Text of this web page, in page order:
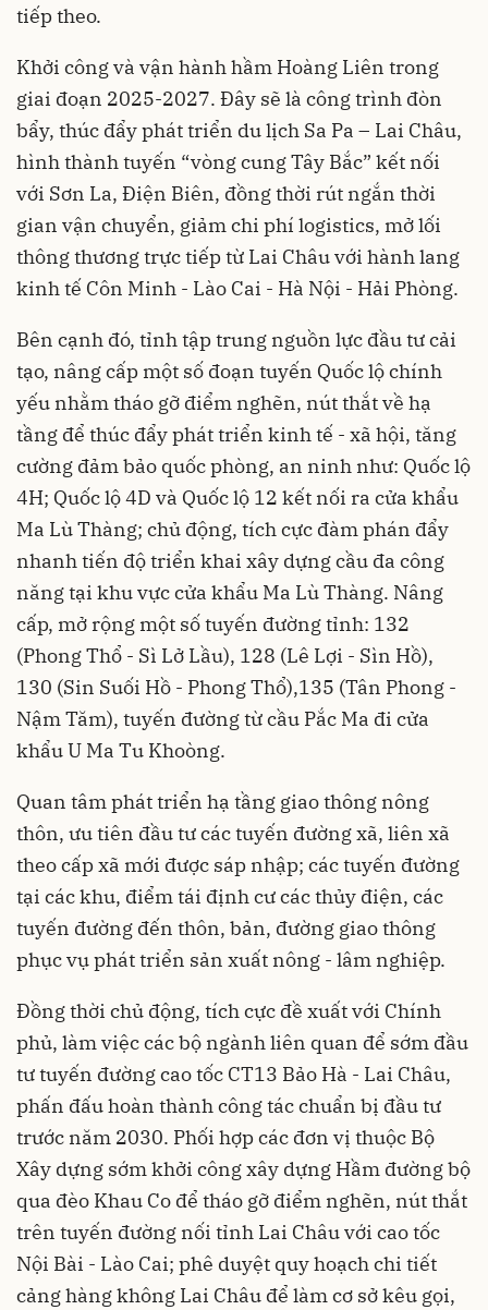
tiếp theo.
Khởi công và vận hành hầm Hoàng Liên trong
giai đoạn 2025-2027. Đây sẽ là công trình đòn
bẩy, thúc đẩy phát triển du lịch Sa Pa – Lai Châu,
hình thành tuyến “vòng cung Tây Bắc” kết nối
với Sơn La, Điện Biên, đồng thời rút ngắn thời
gian vận chuyển, giảm chi phí logistics, mở lối
thông thương trực tiếp từ Lai Châu với hành lang
kinh tế Côn Minh - Lào Cai - Hà Nội - Hải Phòng.
Bên cạnh đó, tỉnh tập trung nguồn lực đầu tư cải
tạo, nâng cấp một số đoạn tuyến Quốc lộ chính
yếu nhằm tháo gỡ điểm nghẽn, nút thắt về hạ
tầng để thúc đẩy phát triển kinh tế - xã hội, tăng
cường đảm bảo quốc phòng, an ninh như: Quốc lộ
4H; Quốc lộ 4D và Quốc lộ 12 kết nối ra cửa khẩu
Ma Lù Thàng; chủ động, tích cực đàm phán đẩy
nhanh tiến độ triển khai xây dựng cầu đa công
năng tại khu vực cửa khẩu Ma Lù Thàng. Nâng
cấp, mở rộng một số tuyến đường tỉnh: 132
(Phong Thổ - Sì Lở Lầu), 128 (Lê Lợi - Sìn Hồ),
130 (Sin Suối Hồ - Phong Thổ),135 (Tân Phong -
Nậm Tăm), tuyến đường từ cầu Pắc Ma đi cửa
khẩu U Ma Tu Khoòng.
Quan tâm phát triển hạ tầng giao thông nông
thôn, ưu tiên đầu tư các tuyến đường xã, liên xã
theo cấp xã mới được sáp nhập; các tuyến đường
tại các khu, điểm tái định cư các thủy điện, các
tuyến đường đến thôn, bản, đường giao thông
phục vụ phát triển sản xuất nông - lâm nghiệp.
Đồng thời chủ động, tích cực đề xuất với Chính
phủ, làm việc các bộ ngành liên quan để sớm đầu
tư tuyến đường cao tốc CT13 Bảo Hà - Lai Châu,
phấn đấu hoàn thành công tác chuẩn bị đầu tư
trước năm 2030. Phối hợp các đơn vị thuộc Bộ
Xây dựng sớm khởi công xây dựng Hầm đường bộ
qua đèo Khau Co để tháo gỡ điểm nghẽn, nút thắt
trên tuyến đường nối tỉnh Lai Châu với cao tốc
Nội Bài - Lào Cai; phê duyệt quy hoạch chi tiết
cảng hàng không Lai Châu để làm cơ sở kêu gọi,